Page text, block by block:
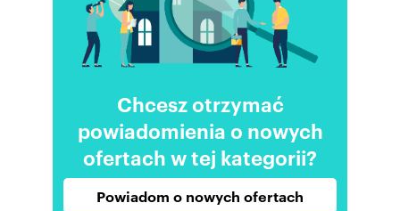
Chcesz otrzymać
powiadomienia o nowych
ofertach w tej kategorii?
Powiadom o nowych ofertach